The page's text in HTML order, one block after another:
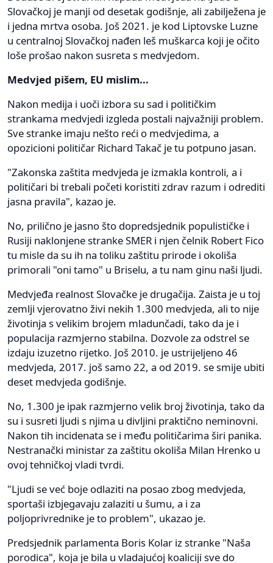
Slovačkoj je manji od desetak godišnje, ali zabilježena je
i jedna mrtva osoba. Još 2021. je kod Liptovske Luzne
u centralnoj Slovačkoj nađen leš muškarca koji je očito
loše prošao nakon susreta s medvjedom.
Medvjed pišem, EU mislim...
Nakon medija i uoči izbora su sad i političkim
strankama medvjedi izgleda postali najvažniji problem.
Sve stranke imaju nešto reći o medvjedima, a
opozicioni političar Richard Takač je tu potpuno jasan.
"Zakonska zaštita medvjeda je izmakla kontroli, a i
političari bi trebali početi koristiti zdrav razum i odrediti
jasna pravila", kazao je.
No, prilično je jasno što dopredsjednik populističke i
Rusiji naklonjene stranke SMER i njen čelnik Robert Fico
tu misle da su ih na toliku zaštitu prirode i okoliša
primorali "oni tamo" u Briselu, a tu nam ginu naši ljudi.
Medvjeđa realnost Slovačke je drugačija. Zaista je u toj
zemlji vjerovatno živi nekih 1.300 medvjeda, ali to nije
životinja s velikim brojem mladunčadi, tako da je i
populacija razmjerno stabilna. Dozvole za odstrel se
izdaju izuzetno rijetko. Još 2010. je ustrijeljeno 46
medvjeda, 2017. još samo 22, a od 2019. se smije ubiti
deset medvjeda godišnje.
No, 1.300 je ipak razmjerno velik broj životinja, tako da
su i susreti ljudi s njima u divljini praktično neminovni.
Nakon tih incidenata se i među političarima širi panika.
Nestranački ministar za zaštitu okoliša Milan Hrenko u
ovoj tehničkoj vladi tvrdi.
"Ljudi se već boje odlaziti na posao zbog medvjeda,
sportaši izbjegavaju zalaziti u šumu, a i za
poljoprivrednike je to problem", ukazao je.
Predsjednik parlamenta Boris Kolar iz stranke "Naša
porodica", koja je bila u vladajućoj koaliciji sve do